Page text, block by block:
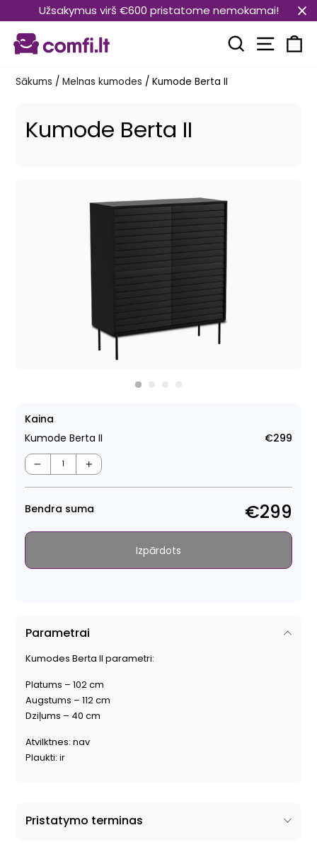
uz
saturu
Užsakymus virš €600 pristatome nemokamai!
Meklēt
Sākums / Melnas kumodes / Kumode Berta II
Kumode Berta II
Kaina
Kumode Berta II
€299
− +
Bendra suma €299
Izpārdots
Parametrai
Kumodes Berta II parametri:
Platums – 102 cm
Augstums – 112 cm
Dziļums – 40 cm
Atvilktnes: nav
Plaukti: ir
Pristatymo terminas